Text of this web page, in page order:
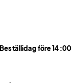
Beställidag före 14:00